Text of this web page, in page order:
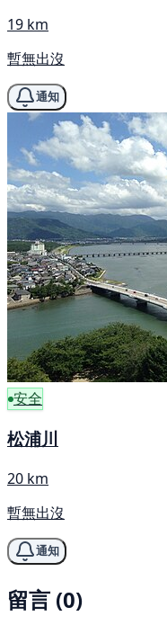
19 km
暫無出沒
通知
安全
松浦川
20 km
暫無出沒
通知
留言 (0)